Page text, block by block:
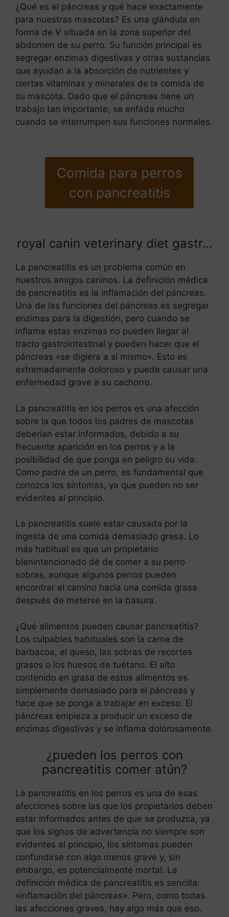
¿Qué es el páncreas y qué hace exactamente
para nuestras mascotas? Es una glándula en
forma de V situada en la zona superior del
abdomen de su perro. Su función principal es
segregar enzimas digestivas y otras sustancias
que ayudan a la absorción de nutrientes y
ciertas vitaminas y minerales de la comida de
su mascota. Dado que el páncreas tiene un
trabajo tan importante, se enfada mucho
cuando se interrumpen sus funciones normales.
Comida para perros
con pancreatitis
royal canin veterinary diet gastr…
La pancreatitis es un problema común en
nuestros amigos caninos. La definición médica
de pancreatitis es la inflamación del páncreas.
Una de las funciones del páncreas es segregar
enzimas para la digestión, pero cuando se
inflama estas enzimas no pueden llegar al
tracto gastrointestinal y pueden hacer que el
páncreas «se digiera a sí mismo». Esto es
extremadamente doloroso y puede causar una
enfermedad grave a su cachorro.
La pancreatitis en los perros es una afección
sobre la que todos los padres de mascotas
deberían estar informados, debido a su
frecuente aparición en los perros y a la
posibilidad de que ponga en peligro su vida.
Como padre de un perro, es fundamental que
conozca los síntomas, ya que pueden no ser
evidentes al principio.
La pancreatitis suele estar causada por la
ingesta de una comida demasiado grasa. Lo
más habitual es que un propietario
bienintencionado dé de comer a su perro
sobras, aunque algunos perros pueden
encontrar el camino hacia una comida grasa
después de meterse en la basura.
¿Qué alimentos pueden causar pancreatitis?
Los culpables habituales son la carne de
barbacoa, el queso, las sobras de recortes
grasos o los huesos de tuétano. El alto
contenido en grasa de estos alimentos es
simplemente demasiado para el páncreas y
hace que se ponga a trabajar en exceso. El
páncreas empieza a producir un exceso de
enzimas digestivas y se inflama dolorosamente.
¿pueden los perros con
pancreatitis comer atún?
La pancreatitis en los perros es una de esas
afecciones sobre las que los propietarios deben
estar informados antes de que se produzca, ya
que los signos de advertencia no siempre son
evidentes al principio, los síntomas pueden
confundirse con algo menos grave y, sin
embargo, es potencialmente mortal. La
definición médica de pancreatitis es sencilla:
«inflamación del páncreas». Pero, como todas
las afecciones graves, hay algo más que eso.